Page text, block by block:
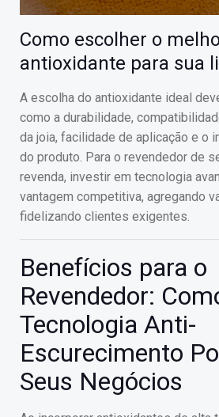
Como escolher o
antioxidante para sua
A escolha do antioxidante ideal
como a durabilidade,
da joia, facilidade de aplicação e o
do produto. Para o revendedor de
revenda, investir em tecnologia
vantagem competitiva, agregando
fidelizando clientes exigentes.
Benefícios para o
Revendedor:
Tecnologia Anti-
Escurecimento
Seus Negócios